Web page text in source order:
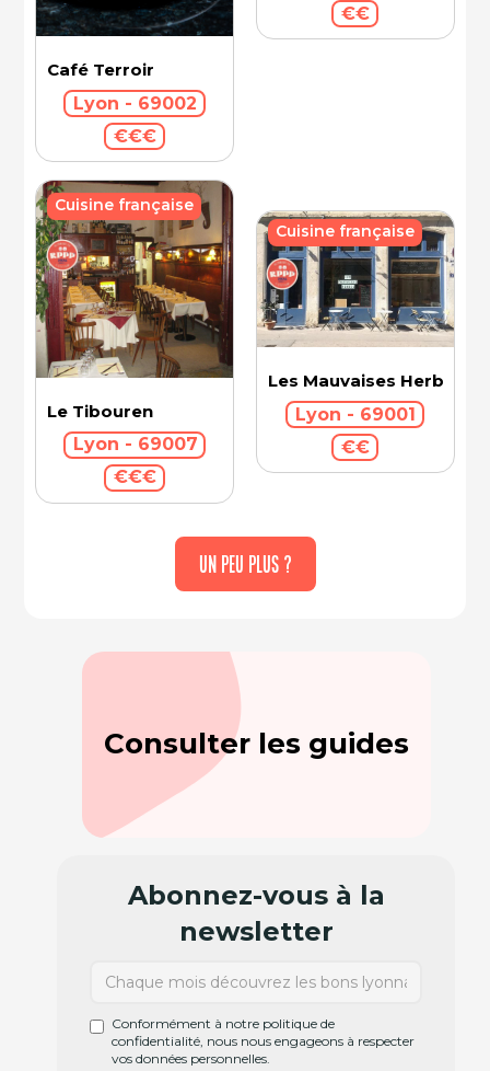
Café Terroir
Lyon - 69002
€€€
€€
Le Tibouren
Lyon - 69007
€€€
Cuisine française
Les Mauvaises Herbes
Lyon - 69001
€€
Cuisine française
UN PEU PLUS ?
Consulter les guides
Abonnez-vous à la
newsletter
Conformément à notre politique de
confidentialité, nous nous engageons à respecter
vos données personnelles.